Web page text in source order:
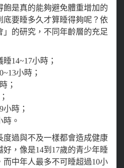
飽是真的能夠避免體重增加的
底要睡多久才算睡得夠呢？依
的研究，不同年齡層的充足
14~17小時；
小時；
；
時；
時。
度過與不及一樣都會造成健康
，像是14到17歲的青少年睡
而中年人最多不可睡超過10小